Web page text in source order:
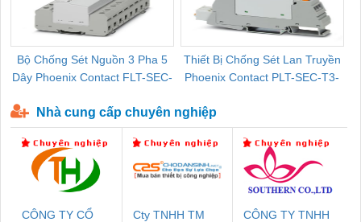
Bộ Chống Sét Nguồn 3 Pha 5
Dây Phoenix Contact FLT-SEC-
Thiết Bị Chống Sét Lan Truyền
Phoenix Contact PLT-SEC-T3-
Nhà cung cấp chuyên nghiệp
CÔNG TY CỔ
Cty TNHH TM
CÔNG TY TNHH